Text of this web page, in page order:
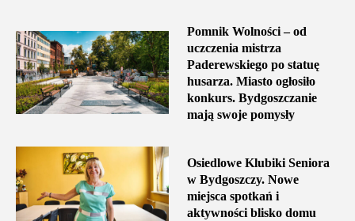
Pomnik Wolności – od
uczczenia mistrza
Paderewskiego po statuę
husarza. Miasto ogłosiło
konkurs. Bydgoszczanie
mają swoje pomysły
Osiedlowe Klubiki Seniora
w Bydgoszczy. Nowe
miejsca spotkań i
aktywności blisko domu